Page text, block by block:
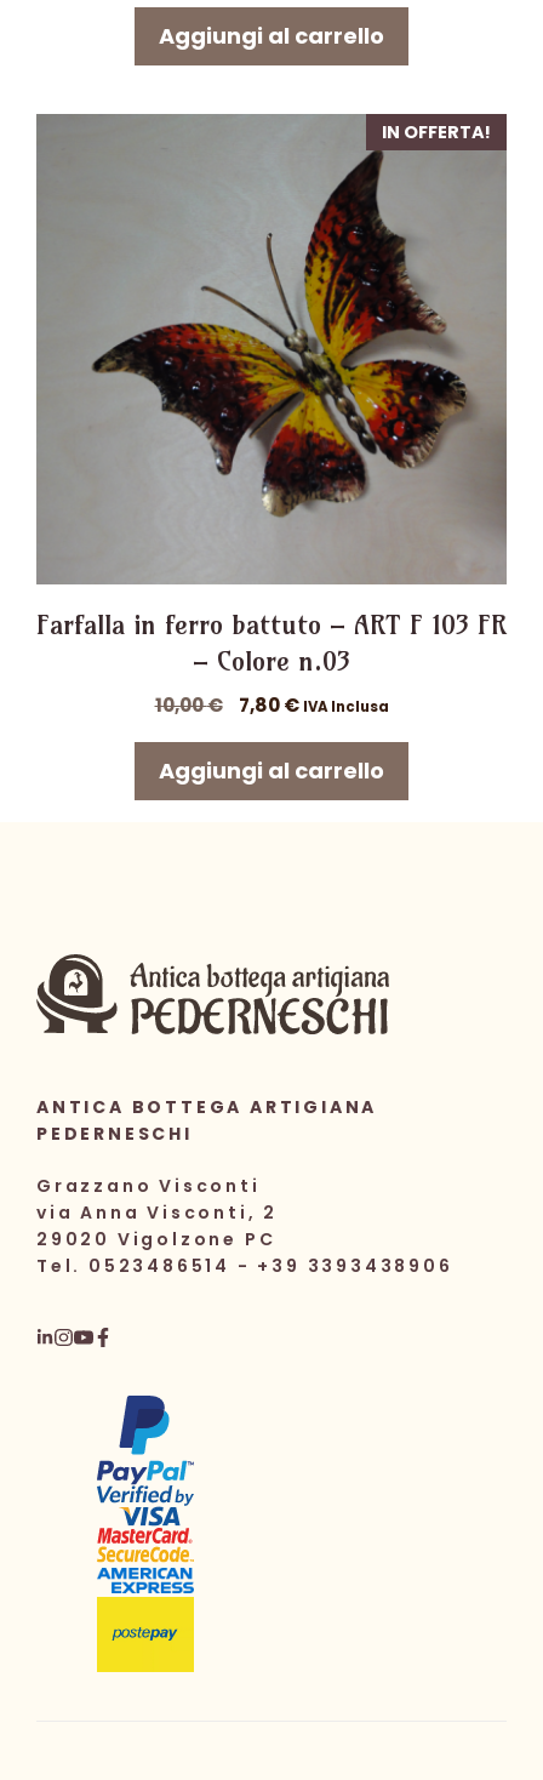
originale
era:
attuale
Aggiungi al carrello
IN OFFERTA!
Farfalla in ferro battuto – ART F 103 FR
– Colore n.03
10,00€
Il
originale
era:
7,80€Il
attuale
IVA Inclusa
Aggiungi al carrello
ANTICA BOTTEGA ARTIGIANA
PEDERNESCHI
Grazzano Visconti
via Anna Visconti, 2
29020 Vigolzone PC
Tel. 0523486514 - +39 3393438906